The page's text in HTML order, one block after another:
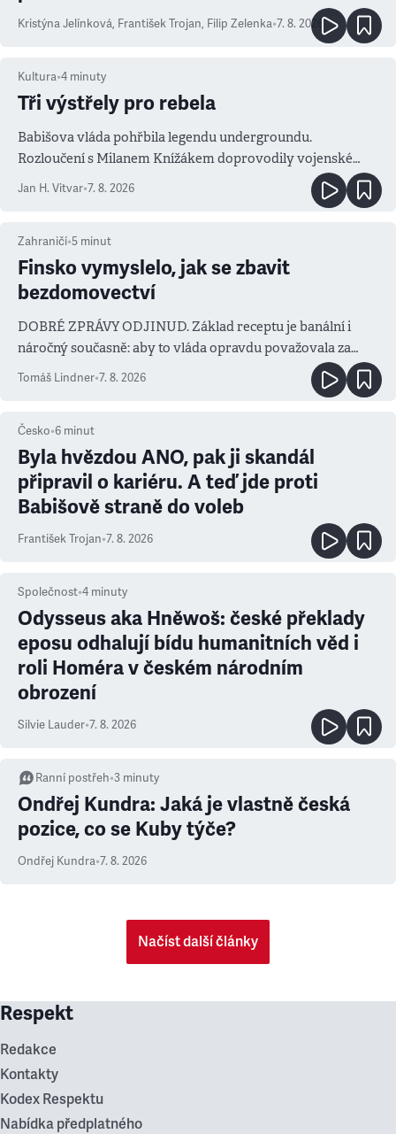
Kristýna Jelínková, František Trojan, Filip Zelenka•7. 8. 2026
Kultura•4 minuty
Tři výstřely pro rebela
Babišova vláda pohřbila legendu undergroundu.
Rozloučení s Milanem Knížákem doprovodily vojenské
salvy i kritika pokrokářů
Jan H. Vitvar•7. 8. 2026
Zahraničí•5 minut
Finsko vymyslelo, jak se zbavit
bezdomovectví
DOBRÉ ZPRÁVY ODJINUD. Základ receptu je banální i
náročný současně: aby to vláda opravdu považovala za
prioritu
Tomáš Lindner•7. 8. 2026
Česko•6 minut
Byla hvězdou ANO, pak ji skandál
připravil o kariéru. A teď jde proti
Babišově straně do voleb
František Trojan•7. 8. 2026
Společnost•4 minuty
Odysseus aka Hněwoš: české překlady
eposu odhalují bídu humanitních věd i
roli Homéra v českém národním
obrození
Silvie Lauder•7. 8. 2026
Ranní postřeh•3 minuty
Ondřej Kundra: Jaká je vlastně česká
pozice, co se Kuby týče?
Ondřej Kundra•7. 8. 2026
Načíst další články
Respekt
Redakce
Kontakty
Kodex Respektu
Nabídka předplatného